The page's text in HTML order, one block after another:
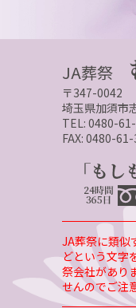
JA葬祭
〒347-0042
埼玉県加須市
TEL: 0480-61-
FAX: 0480-61-
JA葬祭に類似
どという文字
祭会社があり
せんのでご注